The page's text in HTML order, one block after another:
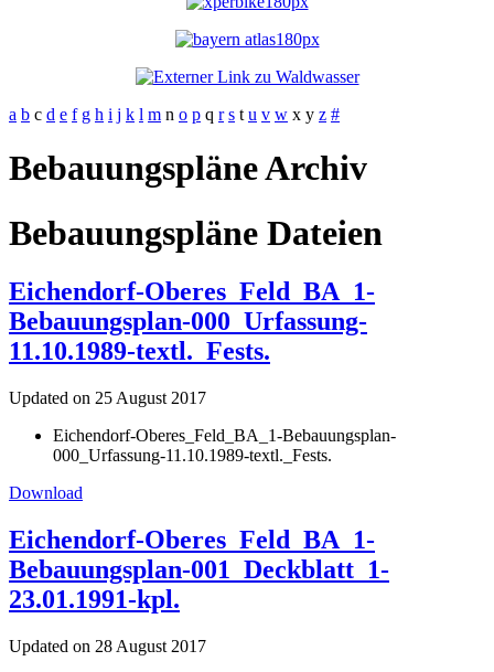
a b c d e f g h i j k l m n o p q r s t u v w x y z #
Bebauungspläne Archiv
Bebauungspläne Dateien
Eichendorf-Oberes_Feld_BA_1-
Bebauungsplan-000_Urfassung-
11.10.1989-textl._Fests.
Updated on 25 August 2017
Eichendorf-Oberes_Feld_BA_1-Bebauungsplan-
000_Urfassung-11.10.1989-textl._Fests.
Download
Eichendorf-Oberes_Feld_BA_1-
Bebauungsplan-001_Deckblatt_1-
23.01.1991-kpl.
Updated on 28 August 2017